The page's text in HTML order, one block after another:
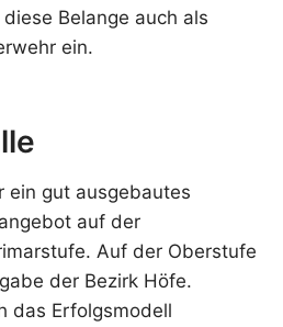
Belange auch als
ein.
ein gut ausgebautes
auf der
Auf der Oberstufe
der Bezirk Höfe.
das Erfolgsmodell